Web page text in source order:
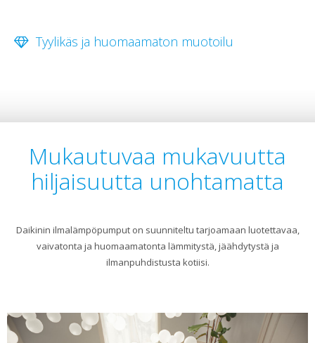
Tyylikäs ja huomaamaton muotoilu
Mukautuvaa mukavuutta
hiljaisuutta unohtamatta
Daikinin ilmalämpöpumput on suunniteltu tarjoamaan luotettavaa,
vaivatonta ja huomaamatonta lämmitystä, jäähdytystä ja
ilmanpuhdistusta kotiisi.